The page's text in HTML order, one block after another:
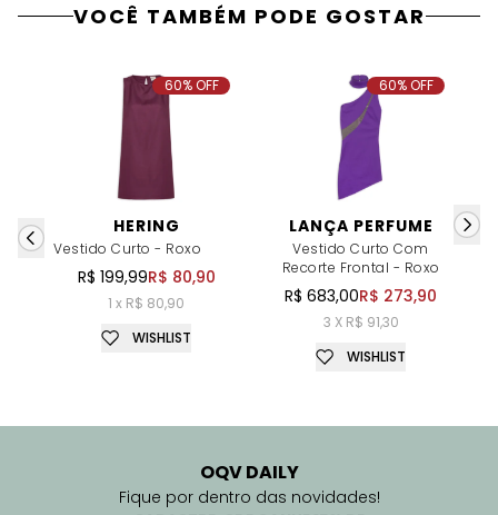
VOCÊ TAMBÉM PODE GOSTAR
HERING
Vestido Curto - Roxo
R$ 199,99R$ 80,90
1 x R$ 80,90
60% OFF
WISHLIST
LANÇA PERFUME
Vestido Curto Com
Recorte Frontal - Roxo
R$ 683,00R$ 273,90
3 X R$ 91,30
60% OFF
WISHLIST
OQV DAILY
Fique por dentro das novidades!